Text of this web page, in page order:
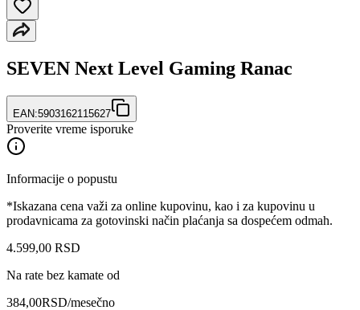
SEVEN Next Level Gaming Ranac
EAN:5903162115627
Proverite vreme isporuke
Informacije o popustu
*Iskazana cena važi za online kupovinu, kao i za kupovinu u
prodavnicama za gotovinski način plaćanja sa dospećem odmah.
4.599,00 RSD
Na rate bez kamate od
384,00RSD/mesečno